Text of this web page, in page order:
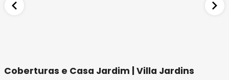
37
Coberturas e Casa Jardim | Villa Jardins